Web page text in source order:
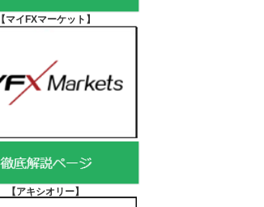
【マイFXマーケット 】
【アキシオリー】